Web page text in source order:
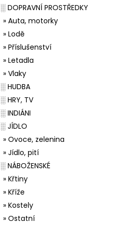
░ DOPRAVNÍ PROSTŘEDKY
» Auta, motorky
» Lodě
» Příslušenství
» Letadla
» Vlaky
░ HUDBA
░ HRY, TV
░ INDIÁNI
░ JÍDLO
» Ovoce, zelenina
» Jídlo, pití
░ NÁBOŽENSKÉ
» Křtiny
» Kříže
» Kostely
» Ostatní